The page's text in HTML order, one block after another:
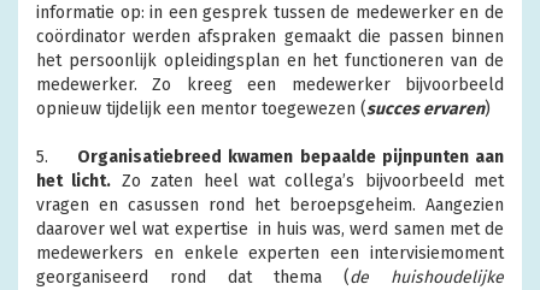
informatie op: in een gesprek tussen de medewerker en de
coördinator werden afspraken gemaakt die passen binnen
het persoonlijk opleidingsplan en het functioneren van de
medewerker. Zo kreeg een medewerker bijvoorbeeld
opnieuw tijdelijk een mentor toegewezen (succes ervaren)
5.
Organisatiebreed kwamen bepaalde pijnpunten aan
het licht. Zo zaten heel wat collega’s bijvoorbeeld met
vragen en casussen rond het beroepsgeheim. Aangezien
daarover wel wat expertise in huis was, werd samen met de
medewerkers en enkele experten een intervisiemoment
georganiseerd rond dat thema (de huishoudelijke